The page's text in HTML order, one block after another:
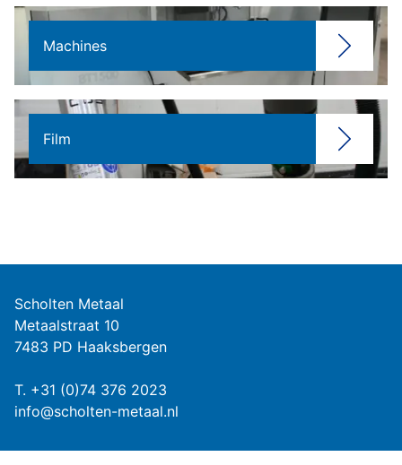
Machines
Film
Scholten Metaal
Metaalstraat 10
7483 PD Haaksbergen
T. +31 (0)74 376 2023
info@scholten-metaal.nl